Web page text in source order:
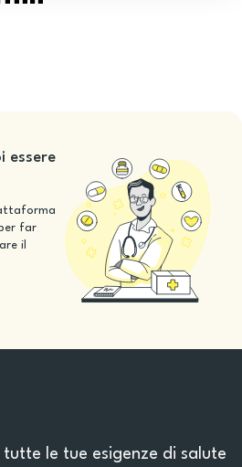
essere
far
il
tutte le tue esigenze di salute